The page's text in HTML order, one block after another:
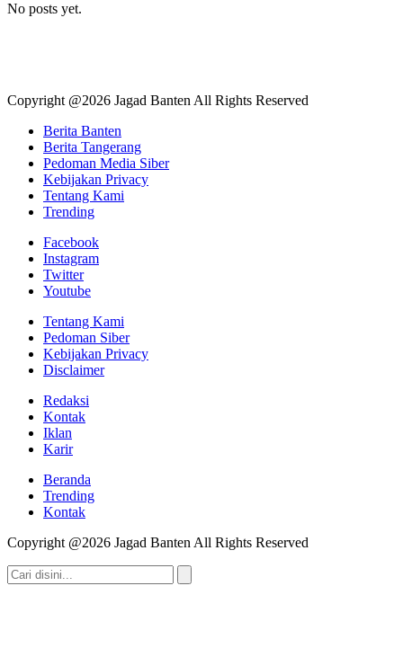
No posts yet.
Copyright @2026 Jagad Banten All Rights Reserved
Berita Banten
Berita Tangerang
Pedoman Media Siber
Kebijakan Privacy
Tentang Kami
Trending
Facebook
Instagram
Twitter
Youtube
Tentang Kami
Pedoman Siber
Kebijakan Privacy
Disclaimer
Redaksi
Kontak
Iklan
Karir
Beranda
Trending
Kontak
Copyright @2026 Jagad Banten All Rights Reserved